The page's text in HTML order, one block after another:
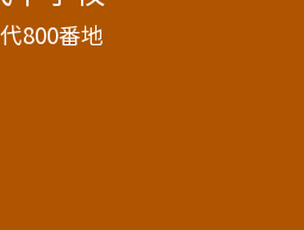
800番地